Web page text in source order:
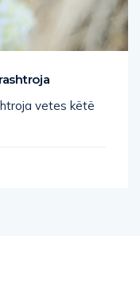
vetes këtë